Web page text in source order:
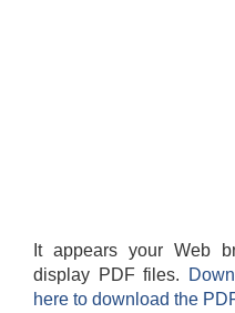
It appears your Web
display PDF files.
here to download the